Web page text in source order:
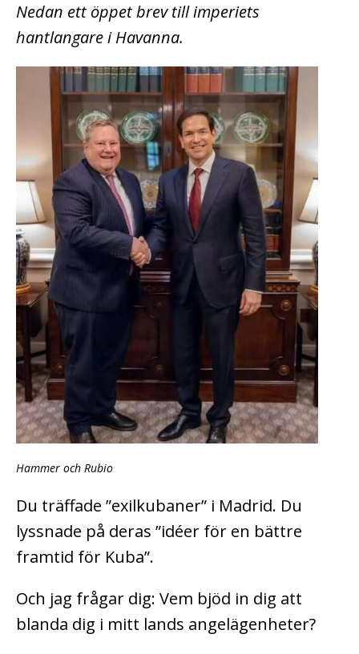
Nedan ett öppet brev till imperiets
hantlangare i Havanna.
Hammer och Rubio
Du träffade ”exilkubaner” i Madrid. Du
lyssnade på deras ”idéer för en bättre
framtid för Kuba”.
Och jag frågar dig: Vem bjöd in dig att
blanda dig i mitt lands angelägenheter?